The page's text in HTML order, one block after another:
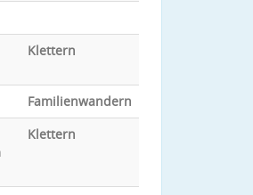
Klettern
Familienwandern
Klettern